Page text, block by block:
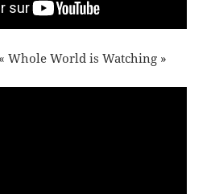
World is Watching »